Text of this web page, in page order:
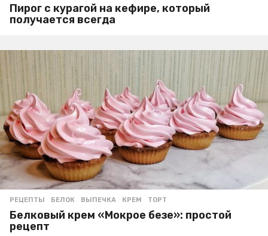
Пирог с курагой на кефире, который
получается всегда
РЕЦЕПТЫ БЕЛОК ,ВЫПЕЧКА ,КРЕМ ,ТОРТ
Белковый крем «Мокрое безе»: простой
рецепт